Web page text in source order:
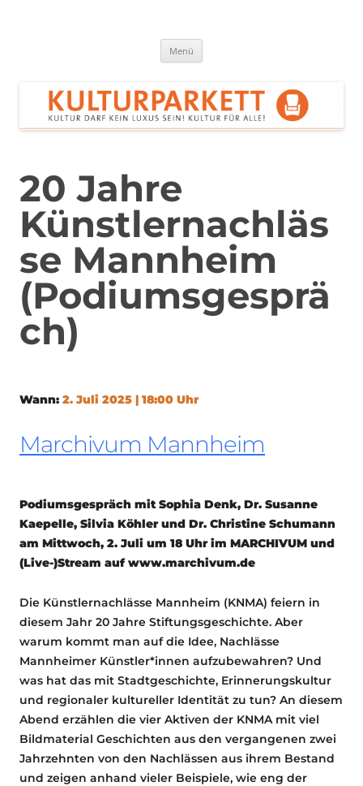
Menü
20 Jahre
Künstlernachläs
se Mannheim
(Podiumsgesprä
ch)
Wann: 2. Juli 2025 | 18:00 Uhr
Marchivum Mannheim
Podiumsgespräch mit Sophia Denk, Dr. Susanne
Kaepelle, Silvia Köhler und Dr. Christine Schumann
am Mittwoch, 2. Juli um 18 Uhr im MARCHIVUM und
(Live-)Stream auf www.marchivum.de
Die Künstlernachlässe Mannheim (KNMA) feiern in
diesem Jahr 20 Jahre Stiftungsgeschichte. Aber
warum kommt man auf die Idee, Nachlässe
Mannheimer Künstler*innen aufzubewahren? Und
was hat das mit Stadtgeschichte, Erinnerungskultur
und regionaler kultureller Identität zu tun? An diesem
Abend erzählen die vier Aktiven der KNMA mit viel
Bildmaterial Geschichten aus den vergangenen zwei
Jahrzehnten von den Nachlässen aus ihrem Bestand
und zeigen anhand vieler Beispiele, wie eng der